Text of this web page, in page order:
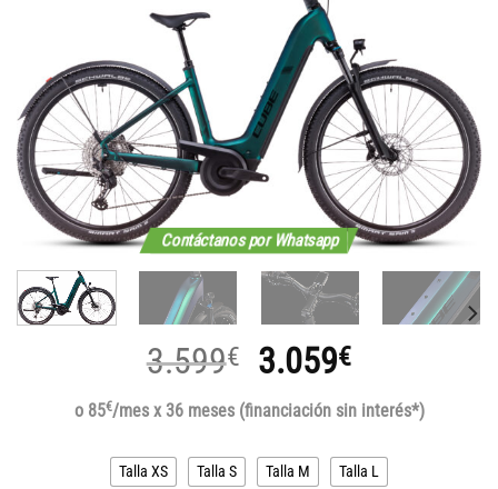
Contáctanos por Whatsapp
3.599€
El
precio
original
era:
3.059€El
precio
actual
es:
o 85€/mes x 36 meses (financiación sin interés*)
Talla XS Talla S Talla M Talla L